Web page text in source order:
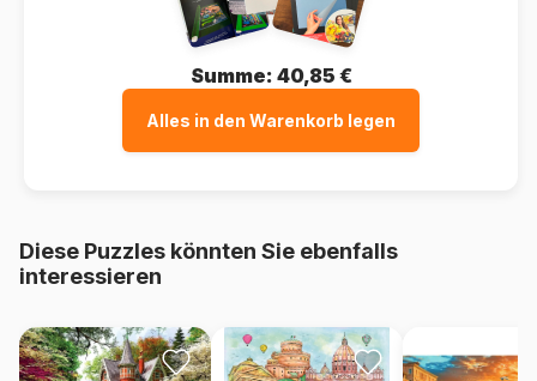
Summe: 40,85 €
Alles in den Warenkorb legen
Diese Puzzles könnten Sie ebenfalls
interessieren